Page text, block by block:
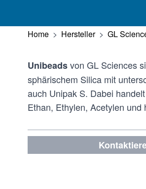
Home > Hersteller > GL
Unibeadsvon GL Sciences
sphärischem Silica mit
auch Unipak S. Dabei
Ethan, Ethylen, Acetylen und